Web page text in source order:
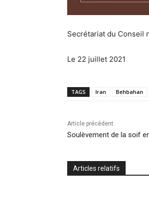
Secrétariat du Conseil
Le 22 juillet 2021
TAGS Iran Behbahan
Article précédent
Soulèvement de la soif
Articles relatifs